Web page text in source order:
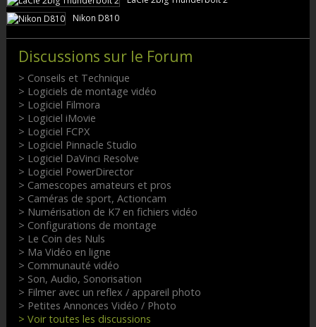
Nikon D810
Discussions sur le Forum
> Conseils et Technique
> Logiciels de montage vidéo
> Logiciel Filmora
> Logiciel iMovie
> Logiciel FCPX
> Logiciel Pinnacle Studio
> Logiciel DaVinci Resolve
> Logiciel PowerDirector
> Camescopes amateurs et pros
> Caméras de sport, Actioncam
> Numérisation de K7 en fichiers vidéo
> Configurations de montage
> Le Coin des Nuls
> Ma Vidéo en ligne
> Communauté vidéo
> Son, Audio, Sonorisation
> Filmer avec un reflex / appareil photo
> Petites Annonces Vidéo / Photo
> Voir toutes les discussions